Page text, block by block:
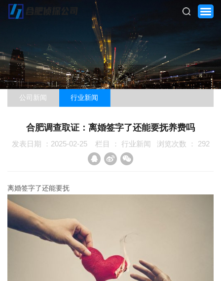
网站首页
关于我们
新闻资讯
招贤纳士
公司新闻 行业新闻
合肥调查取证：离婚签字了还能要抚养费吗
发表日期 ：2025-02-25 栏目 ： 行业新闻 浏览次数 ： 292
离婚签字了还能要抚